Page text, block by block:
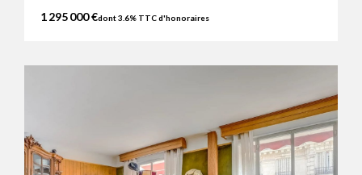
1 295 000 €dont 3.6% TTC d'honoraires